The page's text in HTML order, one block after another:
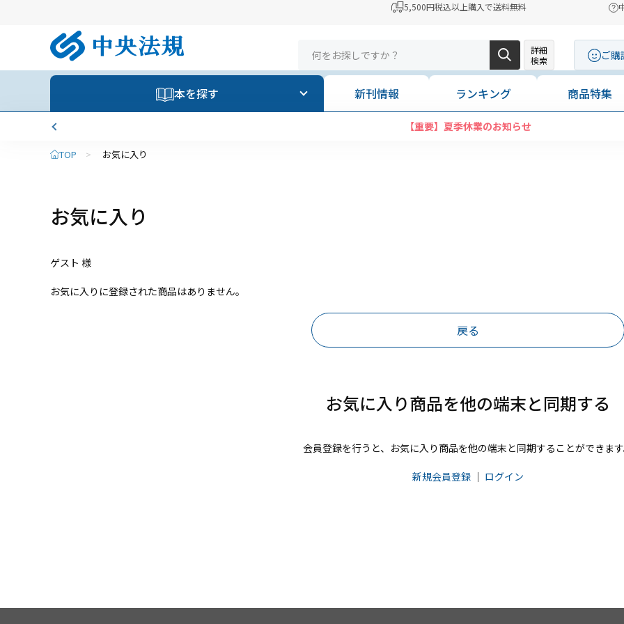
5,500円税込以上購入で送料無料
詳細
検索
ご
本を探す 新刊情報 ランキング 商品特集
【重要】夏季休業のお知らせ
TOP > お気に入り
お気に入り
ゲスト 様
お気に入りに登録された商品はありません。
戻る
お気に入り商品を他の端末と同期する
会員登録を行うと、お気に入り商品を他の端末と同期することができま
新規会員登録 ｜ ログイン